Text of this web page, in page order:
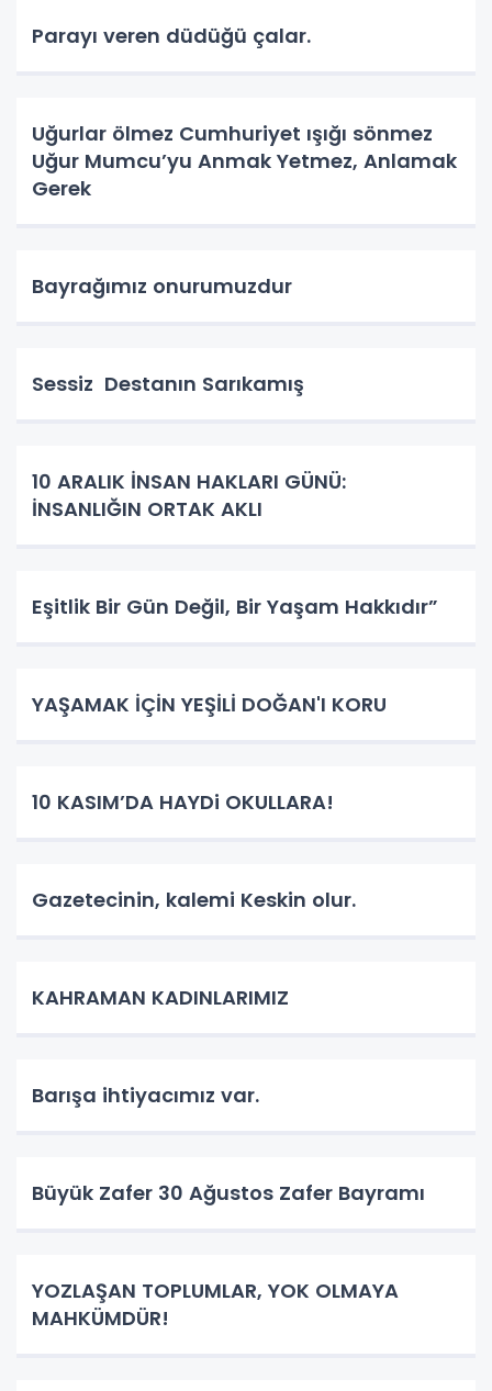
Parayı veren düdüğü çalar.
Uğurlar ölmez Cumhuriyet ışığı sönmez
Uğur Mumcu’yu Anmak Yetmez, Anlamak
Gerek
Bayrağımız onurumuzdur
Sessiz Destanın Sarıkamış
10 ARALIK İNSAN HAKLARI GÜNÜ:
İNSANLIĞIN ORTAK AKLI
Eşitlik Bir Gün Değil, Bir Yaşam Hakkıdır”
YAŞAMAK İÇİN YEŞİLİ DOĞAN'I KORU
10 KASIM’DA HAYDi OKULLARA!
Gazetecinin, kalemi Keskin olur.
KAHRAMAN KADINLARIMIZ
Barışa ihtiyacımız var.
Büyük Zafer 30 Ağustos Zafer Bayramı
YOZLAŞAN TOPLUMLAR, YOK OLMAYA
MAHKÜMDÜR!